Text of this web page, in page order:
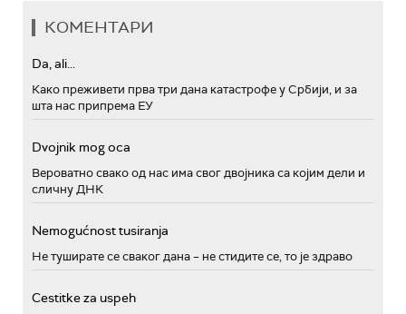
КОМЕНТАРИ
Da, ali...
Како преживети прва три дана катастрофе у Србији, и за
шта нас припрема ЕУ
Dvojnik mog oca
Вероватно свако од нас има свог двојника са којим дели и
сличну ДНК
Nemogućnost tusiranja
Не туширате се сваког дана – не стидите се, то је здраво
Cestitke za uspeh